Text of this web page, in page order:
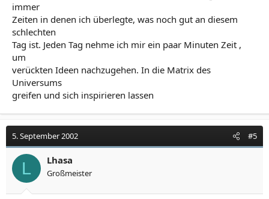
immer
Zeiten in denen ich überlegte, was noch gut an diesem
schlechten
Tag ist. Jeden Tag nehme ich mir ein paar Minuten Zeit ,
um
verückten Ideen nachzugehen. In die Matrix des
Universums
greifen und sich inspirieren lassen
5. September 2002 #5
L Lhasa
Großmeister